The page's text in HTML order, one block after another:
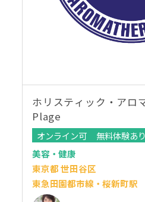
ホリスティック・アロ
Plage
オンライン可
無料体験あり
美容・健康
東京都 世田谷区
東急田園都市線・桜新町駅